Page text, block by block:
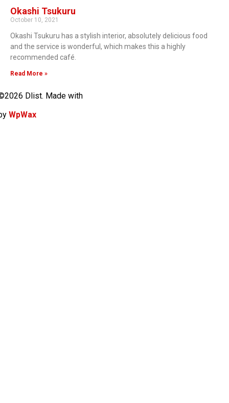
Okashi Tsukuru
October 10, 2021
Okashi Tsukuru has a stylish interior, absolutely delicious food
and the service is wonderful, which makes this a highly
recommended café.
Read More »
Dlist. Made with
WpWax